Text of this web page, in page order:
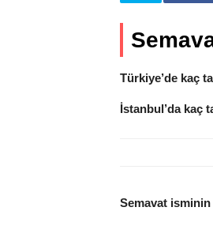
Türkiye’de kaç
İstanbul’da kaç
Semavat isminin